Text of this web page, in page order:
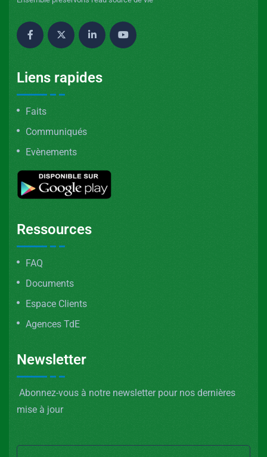
Liens rapides
Faits
Communiqués
Evènements
Ressources
FAQ
Documents
Espace Clients
Agences TdE
Newsletter
Abonnez-vous à notre newsletter pour nos dernières
mise à jour